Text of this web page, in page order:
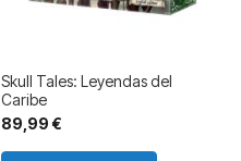
Skull Tales: Leyendas del
Caribe
89,99 €